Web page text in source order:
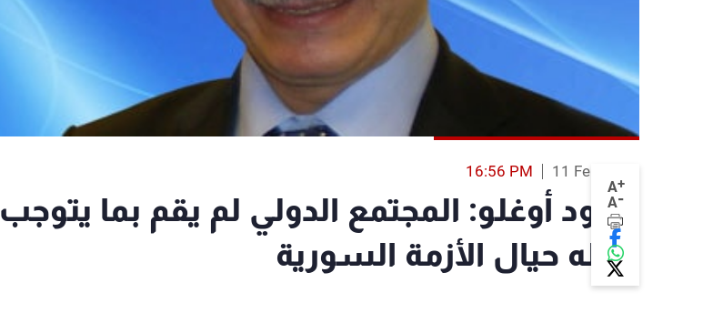
A+
A-
11 Feb 2014
16:56 PM
داوود أوغلو: المجتمع الدولي لم يقم بما يتوجب
فعله حيال الأزمة السورية